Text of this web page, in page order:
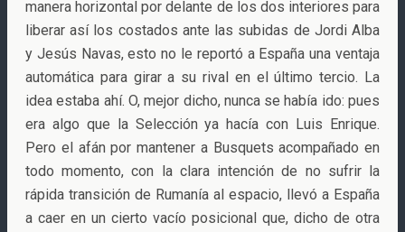
manera horizontal por delante de los dos interiores para
liberar así los costados ante las subidas de Jordi Alba
y Jesús Navas, esto no le reportó a España una ventaja
automática para girar a su rival en el último tercio. La
idea estaba ahí. O, mejor dicho, nunca se había ido: pues
era algo que la Selección ya hacía con Luis Enrique.
Pero el afán por mantener a Busquets acompañado en
todo momento, con la clara intención de no sufrir la
rápida transición de Rumanía al espacio, llevó a España
a caer en un cierto vacío posicional que, dicho de otra